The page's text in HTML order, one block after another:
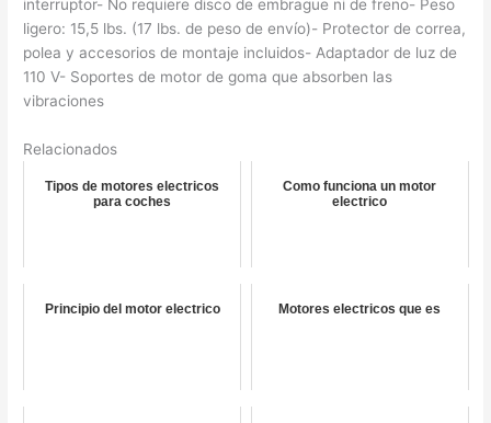
interruptor- No requiere disco de embrague ni de freno- Peso
ligero: 15,5 lbs. (17 lbs. de peso de envío)- Protector de correa,
polea y accesorios de montaje incluidos- Adaptador de luz de
110 V- Soportes de motor de goma que absorben las
vibraciones
Relacionados
Tipos de motores electricos
para coches
Como funciona un motor
electrico
Principio del motor electrico Motores electricos que es